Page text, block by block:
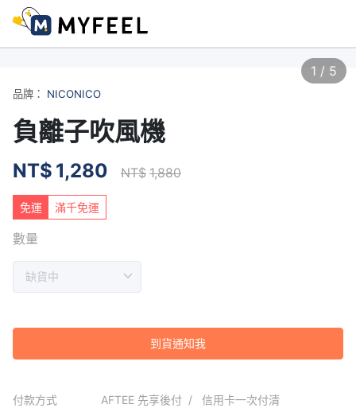
1 / 5
品牌： NICONICO
負離子吹風機
NT$ 1,280 NT$ 1,880
免運 滿千免運
數量
到貨通知我
付款方式 AFTEE 先享後付
信用卡一次付清